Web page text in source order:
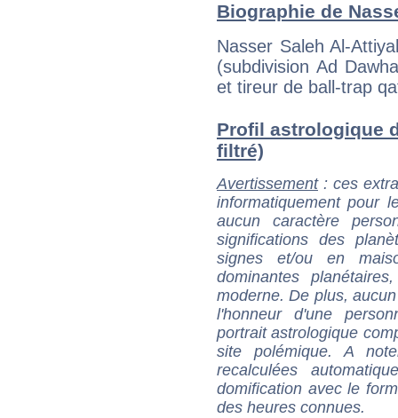
Biographie de
Nasser Saleh Al-
(subdivision Ad
et tireur de ball-trap
Profil astrologique
filtré)
Avertissement: ces
informatiquement pour
aucun caractère
significations des
signes et/ou en
dominantes
moderne. De plus,
l'honneur d'une
portrait astrologique
site polémique. A
recalculées
domification avec le
des heures connues.